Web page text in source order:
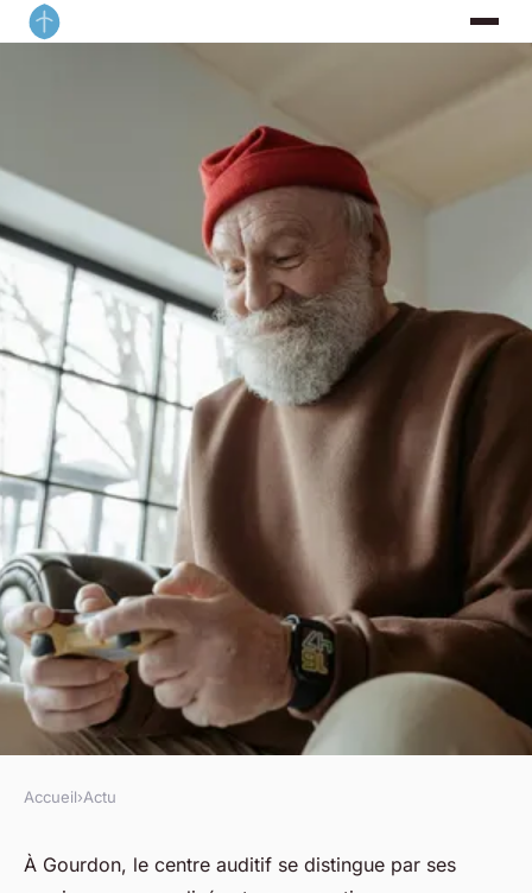
Découvrez le centre auditif à
Accueil›Actu
À Gourdon, le centre auditif se distingue par ses